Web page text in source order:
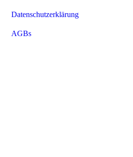
Datenschutzerklärung
AGBs